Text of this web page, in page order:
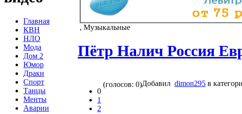
Главная
КВН
НЛО
Мода
Дом 2
Юмор
Драки
Спорт
Танцы
Менты
Аварии
, Музыкальные
Пётр Налич Россия
0
1
2
(голосов: 0)Добавил dimon295 в